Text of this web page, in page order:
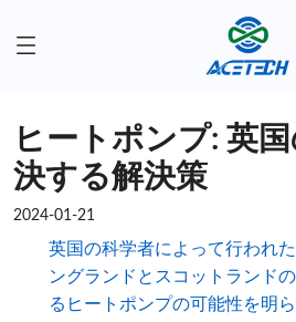
ヒートポンプ: 英
決する解決策
2024-01-21
英国の科学者によって行われ
ングランドとスコットランド
るヒートポンプの可能性を明